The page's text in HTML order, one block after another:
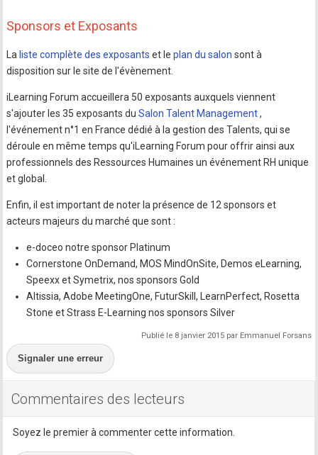
Sponsors et Exposants
La liste complète des exposants et leplan du salon sont à
disposition sur le site de l'évènement.
iLearning Forum accueillera 50 exposants auxquels viennent
s'ajouter les 35 exposants duSalon Talent Management,
l'événement n°1 en France dédié à la gestion des Talents, qui se
déroule en même temps qu'iLearning Forum pour offrir ainsi aux
professionnels des Ressources Humaines un événement RH unique
et global.
Enfin, il est important de noter la présence de 12 sponsors et
acteurs majeurs du marché que sont :
e-doceo notre sponsor Platinum
Cornerstone OnDemand, MOS MindOnSite, Demos eLearning,
Speexx et Symetrix, nos sponsors Gold
Altissia, Adobe MeetingOne, FuturSkill, LearnPerfect, Rosetta
Stone et Strass E-Learning nos sponsors Silver
Publié le 8 janvier 2015 par Emmanuel Forsans
Signaler une erreur
Commentaires des lecteurs
Soyez le premier à commenter cette information.